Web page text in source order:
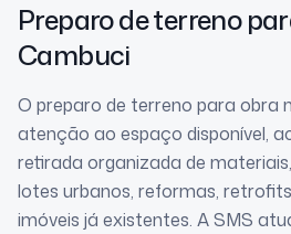
Preparo de terreno
Cambuci
O preparo de terreno para obra
atenção ao espaço disponível,
retirada organizada de
lotes urbanos, reformas,
imóveis já existentes. A SMS